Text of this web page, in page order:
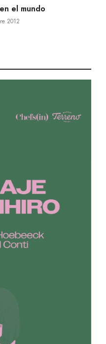
el mundo
2012